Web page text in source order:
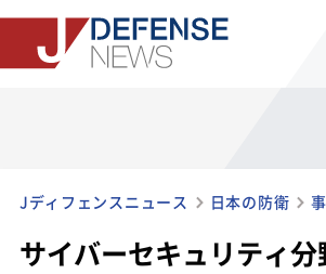
Jディフェンスニュース 日本の防衛
サイバーセキュリティ